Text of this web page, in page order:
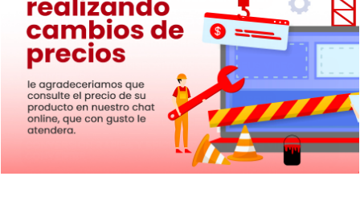
Opiniones sobre EaseUS Video Converter
Comparativa de convertidores de video en Chile
Compatibilidad de dispositivos con EaseUS Video
Converter
Convertir videos a alta calidad con EaseUS
Facilidad de uso de EaseUS Video Converter
Conversión rápida y eficiente con EaseUS Video